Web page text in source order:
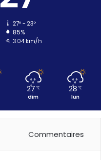
27º - 23º
85%
3.04 km/h
27 ℃
dim
28 ℃
lun
Commentaires